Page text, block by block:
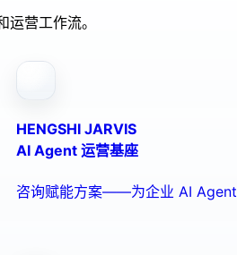
营工作流。
HENGSHI JARVIS
AI Agent 运营基座
咨询赋能方案——为企业 AI Agent